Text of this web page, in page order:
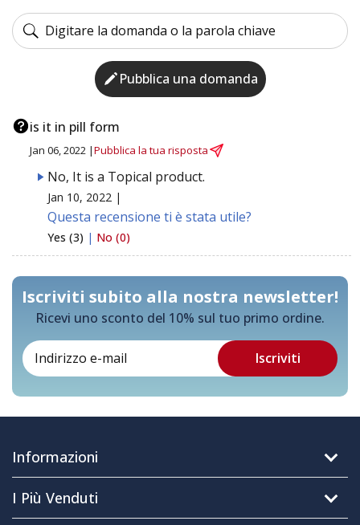
Pubblica una domanda
is it in pill form
Jan 06, 2022 |Pubblica la tua risposta
No, It is a Topical product.
Jan 10, 2022 |
Questa recensione ti è stata utile?
Yes (3) | No (0)
Iscriviti subito alla nostra newsletter!
Ricevi uno sconto del 10% sul tuo primo ordine.
Informazioni
I Più Venduti